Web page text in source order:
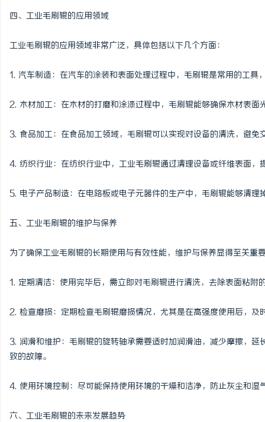
四、工业毛刷辊的应用领域
工业毛刷辊的应用领域非常广泛，具体包括以下几个方面：
1. 汽车制造：在汽车的涂装和表面处理过程中，毛刷辊是常用的工具
2. 木材加工：在木材的打磨和涂漆过程中，毛刷辊能够确保木材表面
3. 食品加工：在食品加工领域，毛刷辊可以实现对设备的清洗，避免
4. 纺织行业：在纺织行业中，工业毛刷辊通过清理设备或纤维表面，
5. 电子产品制造：在电路板或电子元器件的生产中，毛刷辊能够清理
五、工业毛刷辊的维护与保养
为了确保工业毛刷辊的长期使用与有效性能，维护与保养显得至关重
1. 定期清洁：使用完毕后，需立即对毛刷辊进行清洗，去除表面粘附
2. 检查磨损：定期检查毛刷辊磨损情况，尤其是在高强度使用后，
3. 润滑和维护：毛刷辊的旋转轴承需要适时加润滑油，减少摩擦，
致的故障。
4. 使用环境控制：尽可能保持使用环境的干燥和洁净，防止灰尘和湿
六、工业毛刷辊的未来发展趋势